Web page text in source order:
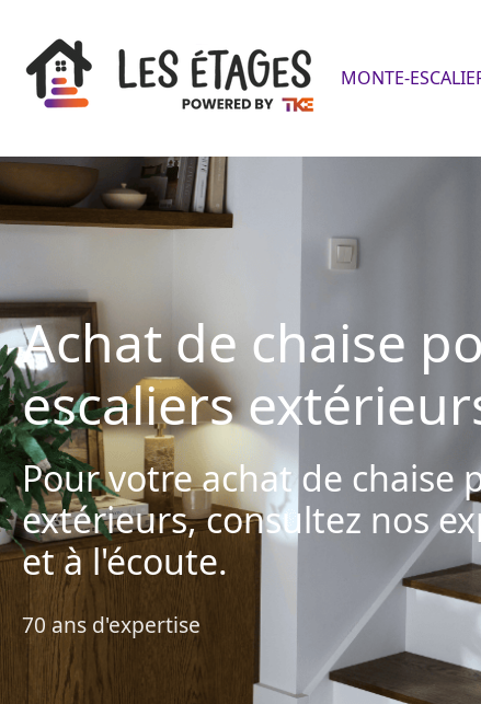
MONTE-
Achat de chaise
escaliers
Pour votre achat de chaise
extérieurs, consultez nos
et à l'écoute.
70 ans d'expertise